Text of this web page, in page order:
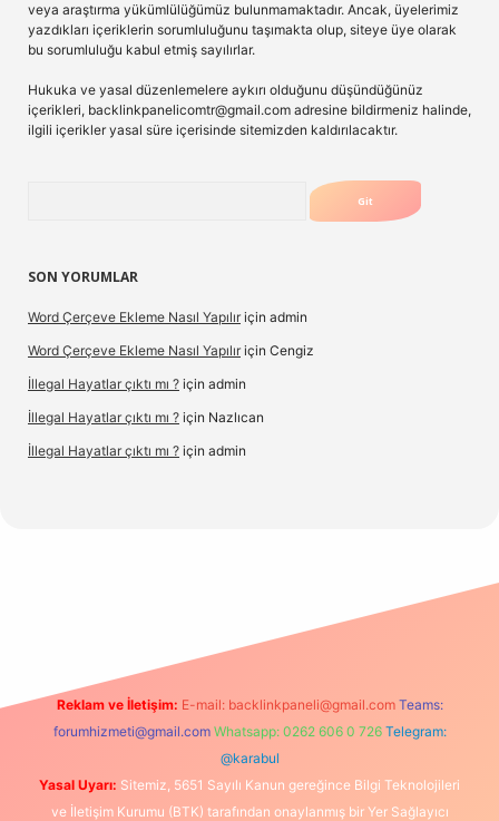
veya araştırma yükümlülüğümüz bulunmamaktadır. Ancak, üyelerimiz
yazdıkları içeriklerin sorumluluğunu taşımakta olup, siteye üye olarak
bu sorumluluğu kabul etmiş sayılırlar.
Hukuka ve yasal düzenlemelere aykırı olduğunu düşündüğünüz
içerikleri, backlinkpanelicomtr@gmail.com adresine bildirmeniz halinde,
ilgili içerikler yasal süre içerisinde sitemizden kaldırılacaktır.
SON YORUMLAR
Word Çerçeve Ekleme Nasıl Yapılır için admin
Word Çerçeve Ekleme Nasıl Yapılır için Cengiz
İllegal Hayatlar çıktı mı ? için admin
İllegal Hayatlar çıktı mı ? için Nazlıcan
İllegal Hayatlar çıktı mı ? için admin
Reklam ve İletişim: E-mail: backlinkpaneli@gmail.com Teams:
forumhizmeti@gmail.com Whatsapp: 0262 606 0 726 Telegram:
@karabul
Yasal Uyarı: Sitemiz, 5651 Sayılı Kanun gereğince Bilgi Teknolojileri
ve İletişim Kurumu (BTK) tarafından onaylanmış bir Yer Sağlayıcı